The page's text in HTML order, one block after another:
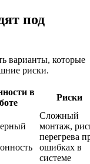
под
варианты, которые
риски.
в
Риски
Сложный
монтаж,
перегрева
ошибках в
системе